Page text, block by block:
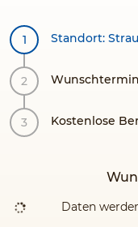
Standort:
Kostenlose
Daten